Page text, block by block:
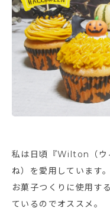
私は日頃『Wilton（ウ
ね）を愛用しています
お菓子つくりに使用す
ているのでオススメ。